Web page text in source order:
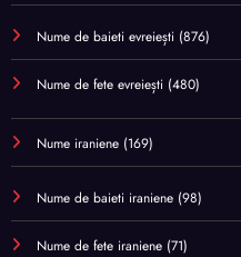
Nume de baieti evreiești (876)
Nume de fete evreiești (480)
Nume iraniene (169)
Nume de baieti iraniene (98)
Nume de fete iraniene (71)